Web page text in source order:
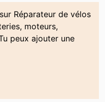
Réparateur de vélos
moteurs,
peux ajouter une